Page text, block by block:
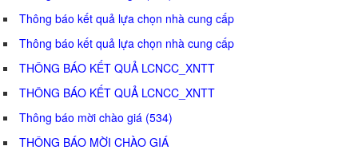
Thông báo kết quả lựa chọn nhà cung cấp
Thông báo kết quả lựa chọn nhà cung cấp
THÔNG BÁO KẾT QUẢ LCNCC_XNTT
THÔNG BÁO KẾT QUẢ LCNCC_XNTT
Thông báo mời chào giá (534)
THÔNG BÁO MỜI CHÀO GIÁ